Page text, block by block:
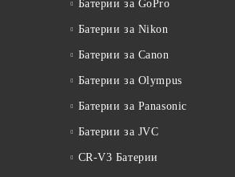
Батерии за GoPro
Батерии за Nikon
Батерии за Canon
Батерии за Olympus
Батерии за Panasonic
Батерии за JVC
CR-V3 Батерии